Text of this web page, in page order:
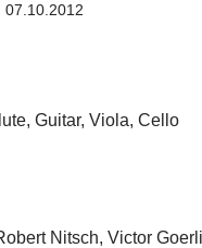
07.10.2012
Guitar, Viola, Cello
Nitsch, Victor